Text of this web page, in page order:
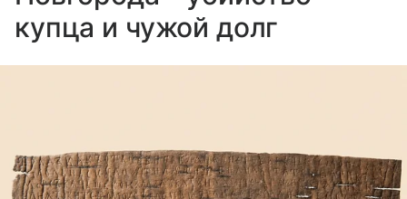
купца и чужой долг